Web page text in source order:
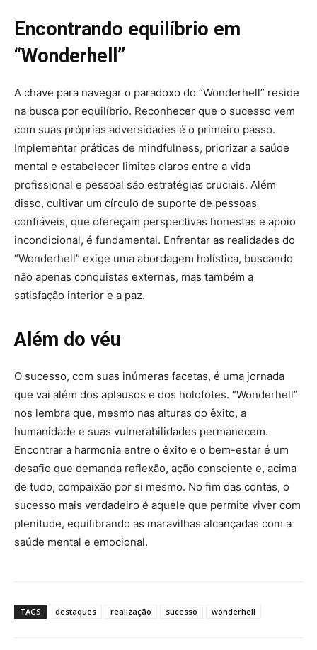
Encontrando equilíbrio em
“Wonderhell”
A chave para navegar o paradoxo do “Wonderhell” reside
na busca por equilíbrio. Reconhecer que o sucesso vem
com suas próprias adversidades é o primeiro passo.
Implementar práticas de mindfulness, priorizar a saúde
mental e estabelecer limites claros entre a vida
profissional e pessoal são estratégias cruciais. Além
disso, cultivar um círculo de suporte de pessoas
confiáveis, que ofereçam perspectivas honestas e apoio
incondicional, é fundamental. Enfrentar as realidades do
“Wonderhell” exige uma abordagem holística, buscando
não apenas conquistas externas, mas também a
satisfação interior e a paz.
Além do véu
O sucesso, com suas inúmeras facetas, é uma jornada
que vai além dos aplausos e dos holofotes. “Wonderhell”
nos lembra que, mesmo nas alturas do êxito, a
humanidade e suas vulnerabilidades permanecem.
Encontrar a harmonia entre o êxito e o bem-estar é um
desafio que demanda reflexão, ação consciente e, acima
de tudo, compaixão por si mesmo. No fim das contas, o
sucesso mais verdadeiro é aquele que permite viver com
plenitude, equilibrando as maravilhas alcançadas com a
saúde mental e emocional.
TAGS destaques realização sucesso wonderhell